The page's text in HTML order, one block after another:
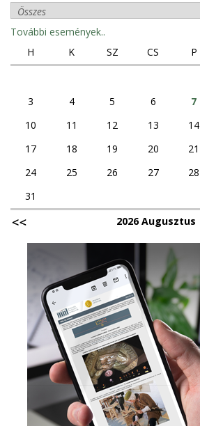
s
További események..
H
K SZ CS P
3
4 5 6 7
10
11 12 13 14
17
18 19 20 21
24
25 26 27 28
31
2026 Augusztus